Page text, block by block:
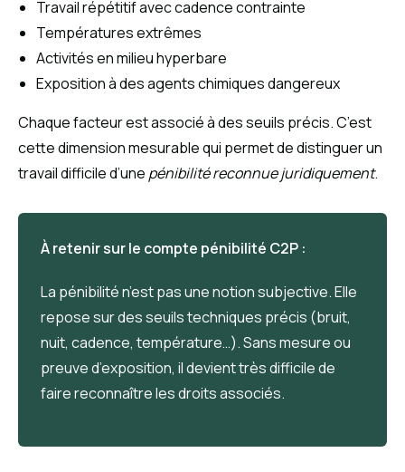
Travail répétitif avec cadence contrainte
Températures extrêmes
Activités en milieu hyperbare
Exposition à des agents chimiques dangereux
Chaque facteur est associé à des seuils précis. C’est
cette dimension mesurable qui permet de distinguer un
travail difficile d’une pénibilité reconnue juridiquement.
À retenir sur le compte pénibilité C2P :
La pénibilité n’est pas une notion subjective. Elle
repose sur des seuils techniques précis (bruit,
nuit, cadence, température…). Sans mesure ou
preuve d’exposition, il devient très difficile de
faire reconnaître les droits associés.